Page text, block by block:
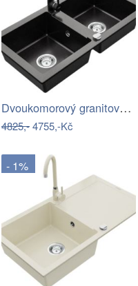
Dvoukomorový granitový dřez MEXEN MARIO…
4825,-4755,-Kč
- 1%